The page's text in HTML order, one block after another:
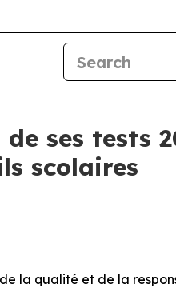
ses tests
scolaires
la qualité et de la